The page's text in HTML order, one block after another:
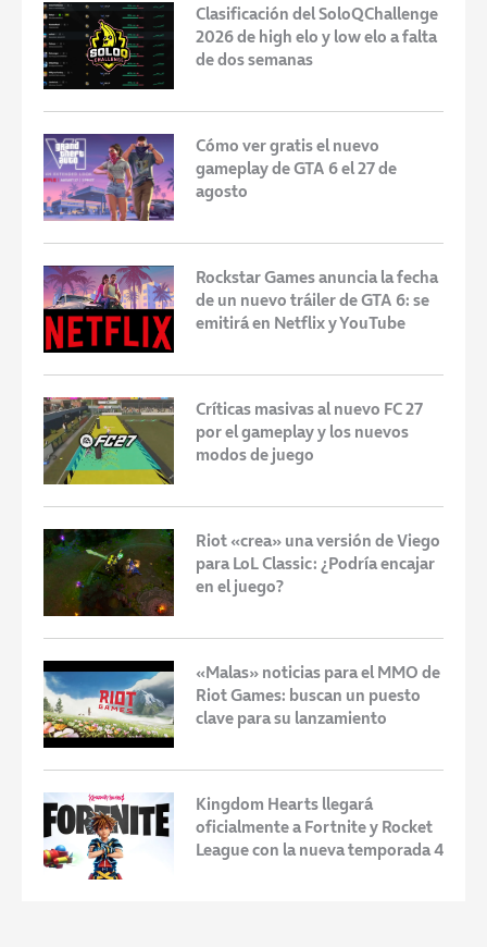
Clasificación del SoloQChallenge
2026 de high elo y low elo a falta
de dos semanas
Cómo ver gratis el nuevo
gameplay de GTA 6 el 27 de
agosto
Rockstar Games anuncia la fecha
de un nuevo tráiler de GTA 6: se
emitirá en Netflix y YouTube
Críticas masivas al nuevo FC 27
por el gameplay y los nuevos
modos de juego
Riot «crea» una versión de Viego
para LoL Classic: ¿Podría encajar
en el juego?
«Malas» noticias para el MMO de
Riot Games: buscan un puesto
clave para su lanzamiento
Kingdom Hearts llegará
oficialmente a Fortnite y Rocket
League con la nueva temporada 4